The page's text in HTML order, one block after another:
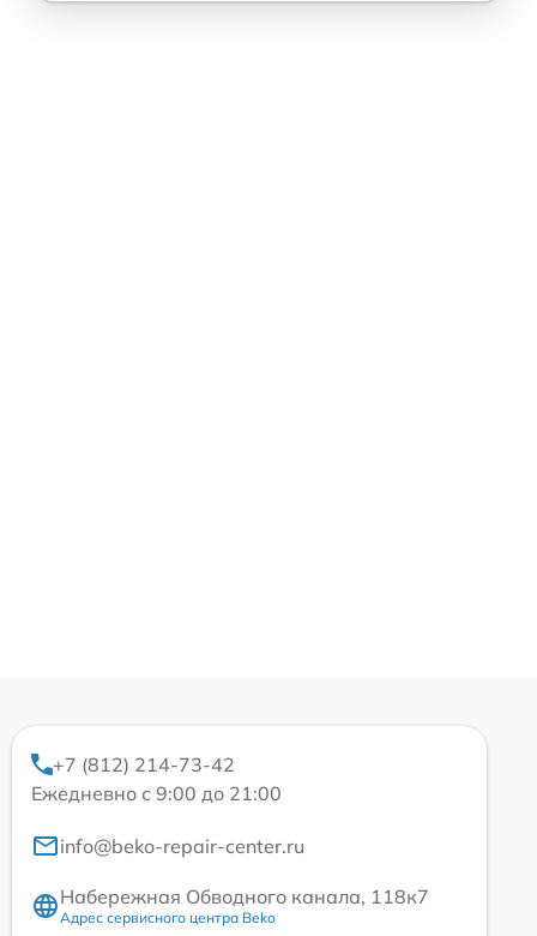
+7 (812) 214-73-42
Ежедневно с 9:00 до 21:00
info@beko-repair-center.ru
Набережная Обводного канала, 118к7
Адрес сервисного центра Beko